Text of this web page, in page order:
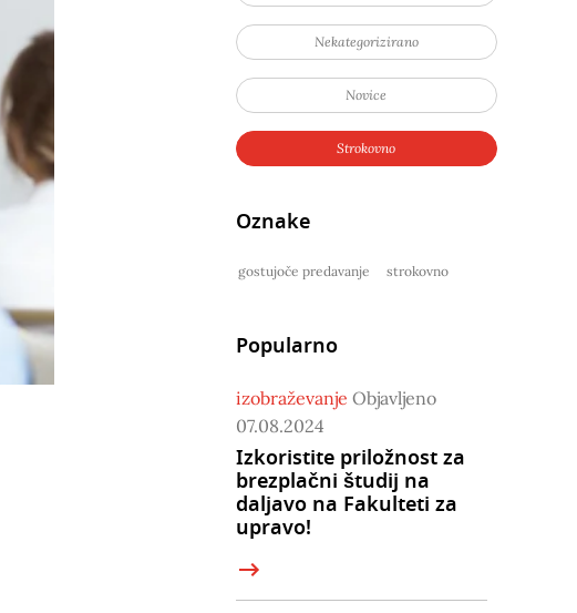
Nekategorizirano
Novice
Strokovno
Oznake
gostujoče predavanje strokovno
Popularno
izobraževanje Objavljeno
07.08.2024
Izkoristite priložnost za
brezplačni študij na
daljavo na Fakulteti za
upravo!